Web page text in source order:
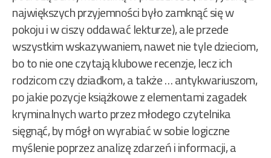
największych przyjemności było zamknąć się w
pokoju i w ciszy oddawać lekturze), ale przede
wszystkim wskazywaniem, nawet nie tyle dzieciom,
bo to nie one czytają klubowe recenzje, lecz ich
rodzicom czy dziadkom, a także … antykwariuszom,
po jakie pozycje książkowe z elementami zagadek
kryminalnych warto przez młodego czytelnika
sięgnąć, by mógł on wyrabiać w sobie logiczne
myślenie poprzez analizę zdarzeń i informacji, a